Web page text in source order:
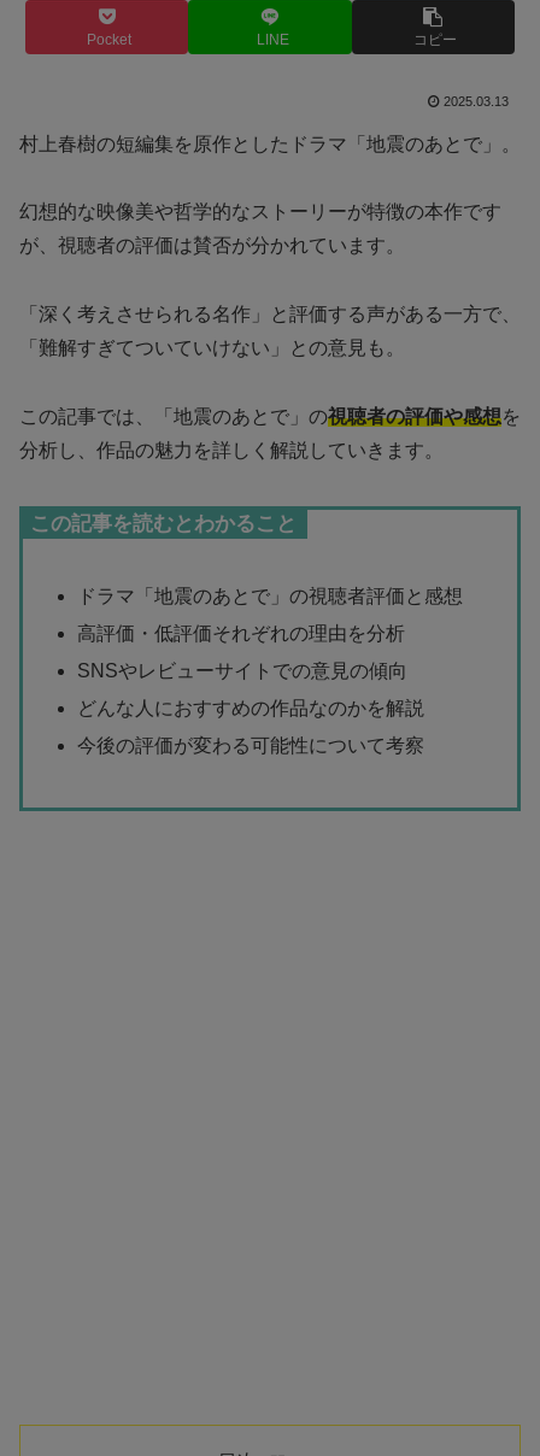
Pocket LINE コピー
2025.03.13
村上春樹の短編集を原作としたドラマ「地震のあとで」。
幻想的な映像美や哲学的なストーリーが特徴の本作です
が、視聴者の評価は賛否が分かれています。
「深く考えさせられる名作」と評価する声がある一方で、
「難解すぎてついていけない」との意見も。
この記事では、「地震のあとで」の視聴者の評価や感想を
分析し、作品の魅力を詳しく解説していきます。
この記事を読むとわかること
ドラマ「地震のあとで」の視聴者評価と感想
高評価・低評価それぞれの理由を分析
SNSやレビューサイトでの意見の傾向
どんな人におすすめの作品なのかを解説
今後の評価が変わる可能性について考察